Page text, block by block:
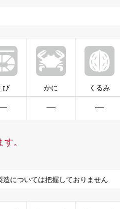
び かに
━
くるみ
━
。
については把握しておりません